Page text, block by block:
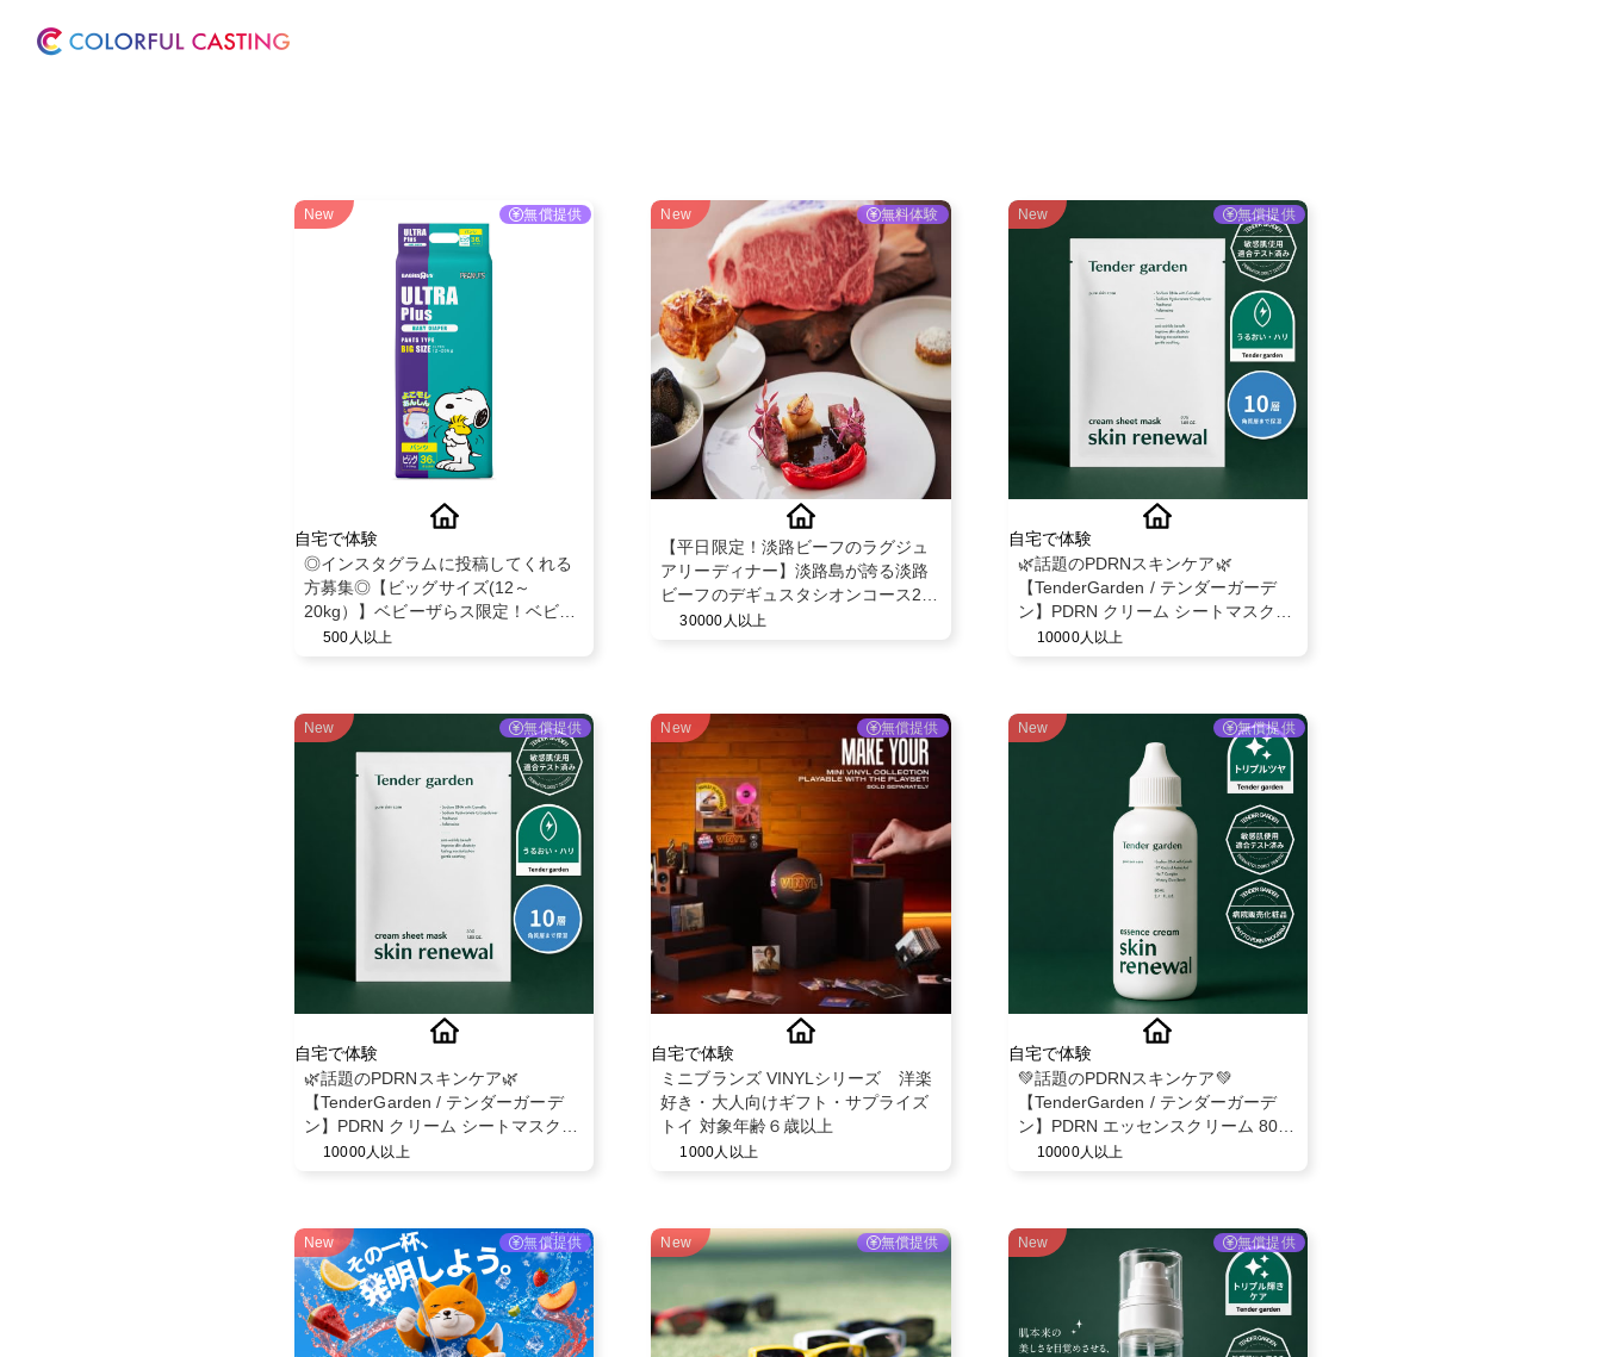
New 無償提供
自宅で体験
◎インスタグラムに投稿してくれる
方募集◎【ビッグサイズ(12～
20kg）】ベビーザらス限定！ベビー
紙おむつパンツ◎スヌーピーデザイ
500人以上
New 無料体験
【平日限定！淡路ビーフのラグジュ
アリーディナー】淡路島が誇る淡路
ビーフのデギュスタシオンコース2名
様分ご招待「オーベルジュ フレンチ
30000人以上
New 無償提供
自宅で体験
🌿話題のPDRNスキンケア🌿
【TenderGarden / テンダーガーデ
ン】PDRN クリーム シートマスク
30g × 5枚 モニター募集✨
10000人以上
New 無償提供
自宅で体験
🌿話題のPDRNスキンケア🌿
【TenderGarden / テンダーガーデ
ン】PDRN クリーム シートマスク
30g × 5枚 モニター募集✨
10000人以上
New 無償提供
自宅で体験
ミニブランズ VINYLシリーズ 洋楽
好き・大人向けギフト・サプライズ
トイ 対象年齢６歳以上
1000人以上
New 無償提供
自宅で体験
💚話題のPDRNスキンケア💚
【TenderGarden / テンダーガーデ
ン】PDRN エッセンスクリーム 80ml
モニター募集✨
10000人以上
New 無償提供 New 無償提供 New 無償提供